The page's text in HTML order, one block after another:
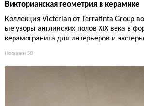
Викторианская геометрия в керамике
Коллекция Victorian от Terratinta Group
ые узоры английских полов XIX века в
керамогранита для интерьеров и
Новинки 50